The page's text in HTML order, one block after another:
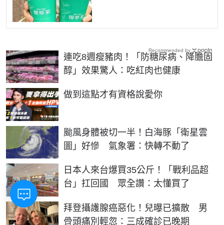
連吃8週瘦豬肉！「防糖尿病、降膽固
醇」效果驚人：吃紅肉也健康
做到這點才有資格說愛你
PR
颱風身體被切一半！白海豚「衛星雲
圖」好慘 氣象署：快轉不動了
日本人來台爆買35公斤！「戰利品超
台」扛回國 眾全讚：太懂買了
拜登攝護腺癌惡化！兒曝已擴散 男
骨頭痛別輕忽：三成確診已晚期
Recommended by